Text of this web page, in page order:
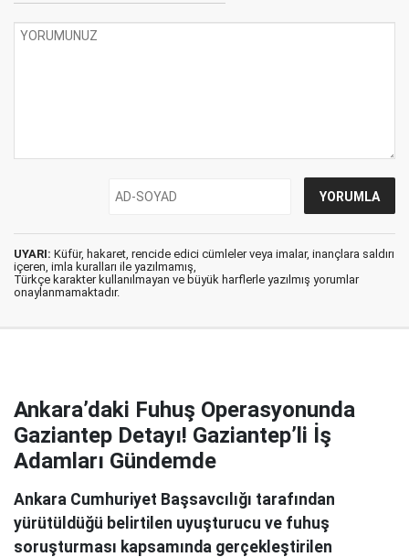
UYARI: Küfür, hakaret, rencide edici cümleler veya imalar, inançlara saldırı
içeren, imla kuralları ile yazılmamış,
Türkçe karakter kullanılmayan ve büyük harflerle yazılmış yorumlar
onaylanmamaktadır.
Ankara’daki Fuhuş Operasyonunda
Gaziantep Detayı! Gaziantep’li İş
Adamları Gündemde
Ankara Cumhuriyet Başsavcılığı tarafından
yürütüldüğü belirtilen uyuşturucu ve fuhuş
soruşturması kapsamında gerçekleştirilen